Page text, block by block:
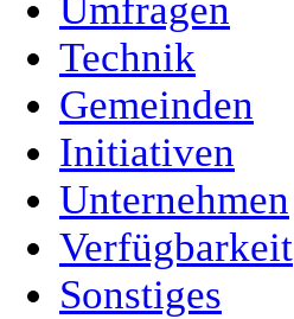
Umfragen
Technik
Gemeinden
Initiativen
Unternehmen
Verfügbarkeit
Sonstiges